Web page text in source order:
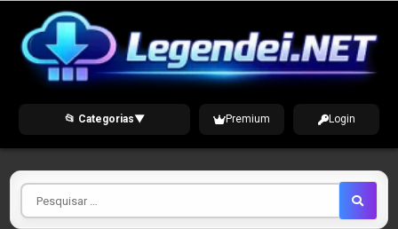
content
📂 Categorias▼ Premium Login
Pesquisar
por